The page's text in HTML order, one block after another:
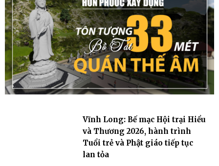
Vĩnh Long: Bế mạc Hội trại Hiểu
và Thương 2026, hành trình
Tuổi trẻ và Phật giáo tiếp tục
lan tỏa